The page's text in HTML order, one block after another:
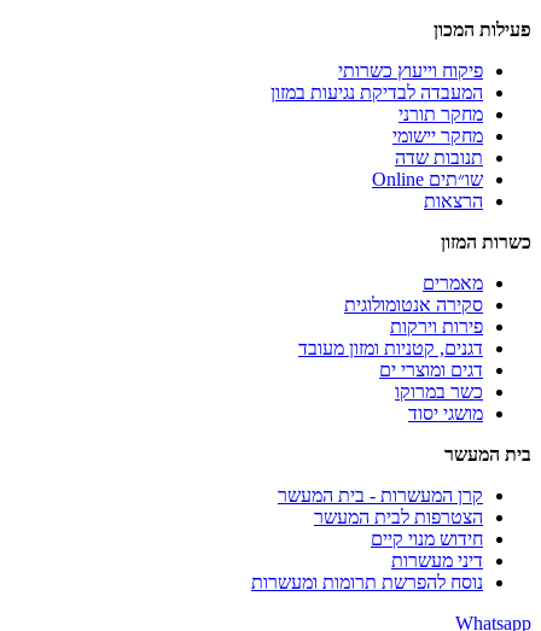
פעילות המכון
פיקוח וייעוץ כשרותי
המעבדה לבדיקת נגיעות במזון
מחקר תורני
מחקר יישומי
תנובות שדה
שו״תים Online
הרצאות
כשרות המזון
מאמרים
סקירה אנטומולוגית
פירות וירקות
דגנים, קטניות ומזון מעובד
דגים ומוצרי ים
כשר במרוקו
מושגי יסוד
בית המעשר
קרן המעשרות - בית המעשר
הצטרפות לבית המעשר
חידוש מנוי קיים
דיני מעשרות
נוסח להפרשת תרומות ומעשרות
Whatsapp